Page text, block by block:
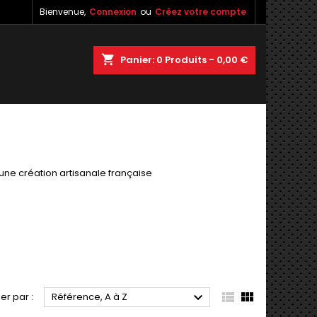
Bienvenue, Connexion ou Créez votre compte
shopping_cart Panier: 0 Produits - 0,00 €
création artisanale française
par : Référence, A à Z   